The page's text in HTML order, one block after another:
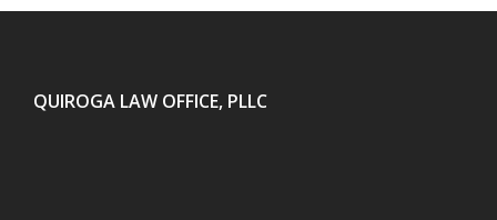
QUIROGA LAW OFFICE, PLLC